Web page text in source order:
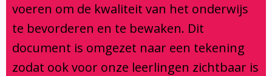
voeren om de kwaliteit van het onderwijs
te bevorderen en te bewaken. Dit
document is omgezet naar een tekening
zodat ook voor onze leerlingen zichtbaar is